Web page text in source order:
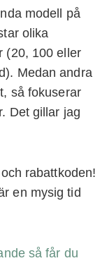
modell på
olika
(20, 100 eller
Medan andra
så fokuserar
Det gillar jag
rabattkoden!
en mysig tid
så får du